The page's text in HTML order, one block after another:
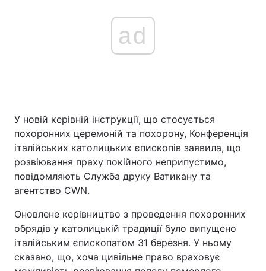
ad
У новій керівній інструкції, що стосується
похоронних церемоній та похорону, Конференція
італійських католицьких єпископів заявила, що
розвіювання праху покійного неприпустимо,
повідомляють Служба друку Ватикану та
агентство CWN.
Оновлене керівництво з проведення похоронних
обрядів у католицькій традиції було випущено
італійським єпископатом 31 березня. У ньому
сказано, що, хоча цивільне право враховує